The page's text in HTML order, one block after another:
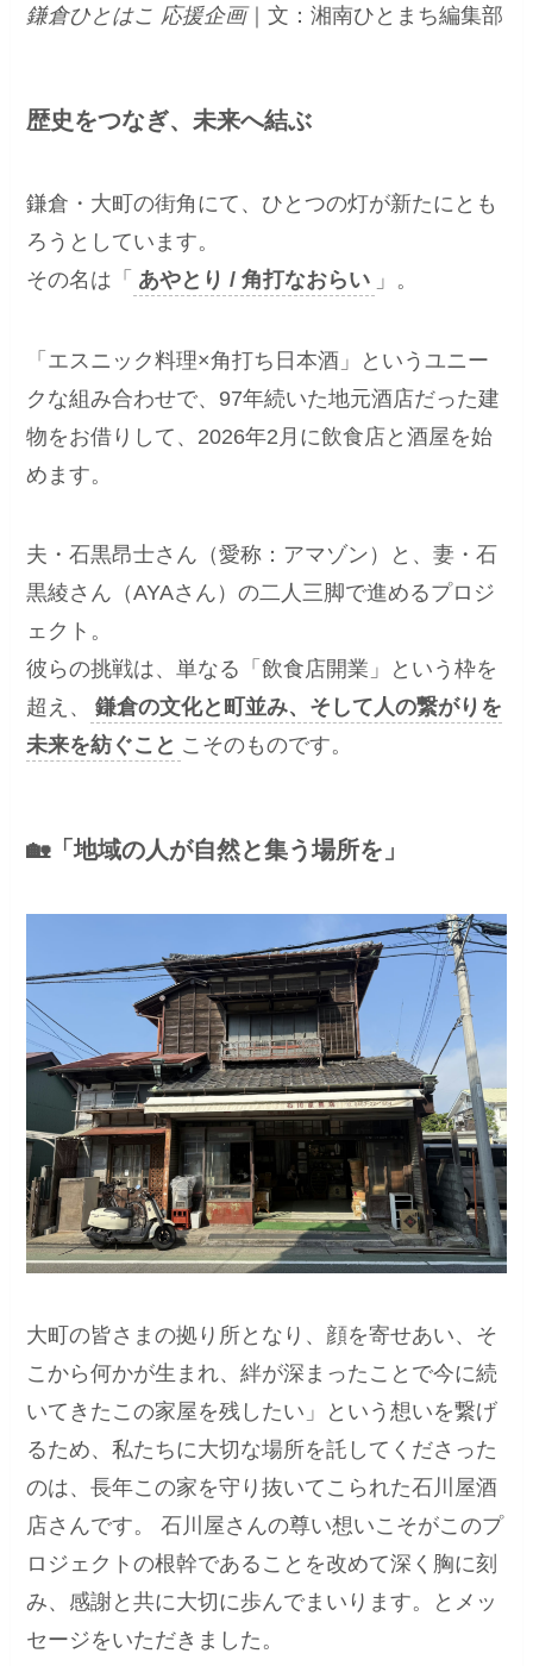
鎌倉ひとはこ 応援企画｜文：湘南ひとまち編集部
歴史をつなぎ、未来へ結ぶ
鎌倉・大町の街角にて、ひとつの灯が新たにとも
ろうとしています。
その名は「 あやとり / 角打なおらい 」。
「エスニック料理×角打ち日本酒」というユニー
クな組み合わせで、97年続いた地元酒店だった建
物をお借りして、2026年2月に飲食店と酒屋を始
めます。
夫・石黒昂士さん（愛称：アマゾン）と、妻・石
黒綾さん（AYAさん）の二人三脚で進めるプロジ
ェクト。
彼らの挑戦は、単なる「飲食店開業」という枠を
超え、
鎌倉の文化と町並み、そして人の繋がりを
未来を紡ぐこと こそのものです。
🏡「地域の人が自然と集う場所を」
大町の皆さまの拠り所となり、顔を寄せあい、そ
こから何かが生まれ、絆が深まったことで今に続
いてきたこの家屋を残したい」という想いを繋げ
るため、私たちに大切な場所を託してくださった
のは、長年この家を守り抜いてこられた石川屋酒
店さんです。 石川屋さんの尊い想いこそがこのプ
ロジェクトの根幹であることを改めて深く胸に刻
み、感謝と共に大切に歩んでまいります。とメッ
セージをいただきました。